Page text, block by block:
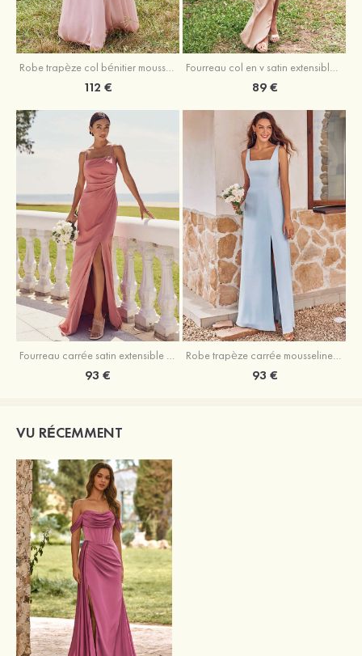
Robe trapèze col bénitier mousseline ras du sol robe de demoiselle d'honneur
112 €
Fourreau col en v satin extensible asymétrique robe de demoiselle d'honneur
89 €
Fourreau carrée satin extensible ras du sol robe de demoiselle d'honneur
93 €
Robe trapèze carrée mousseline ras du sol robe de demoiselle d'honneur
93 €
VU RÉCEMMENT